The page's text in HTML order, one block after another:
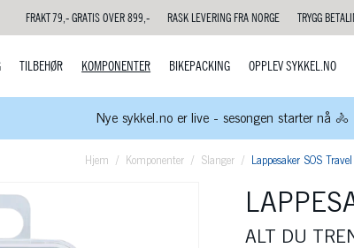
FRAKT 79,- GRATIS OVER 899,- RASK LEVERING FRA NORGE TRYGG
TILBEHØR KOMPONENTER BIKEPACKING OPPLEV SYKKEL.NO
Nye sykkel.no er live - sesongen starter nå 🚴
Hjem Komponenter Slanger Lappesaker SOS Travel
ALT DU